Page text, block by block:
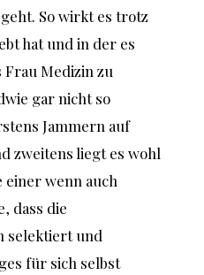
So wirkt es trotz
hat und in der es
Medizin zu
gar nicht so
Jammern auf
zweitens liegt es wohl
einer wenn auch
dass die
selektiert und
für sich selbst